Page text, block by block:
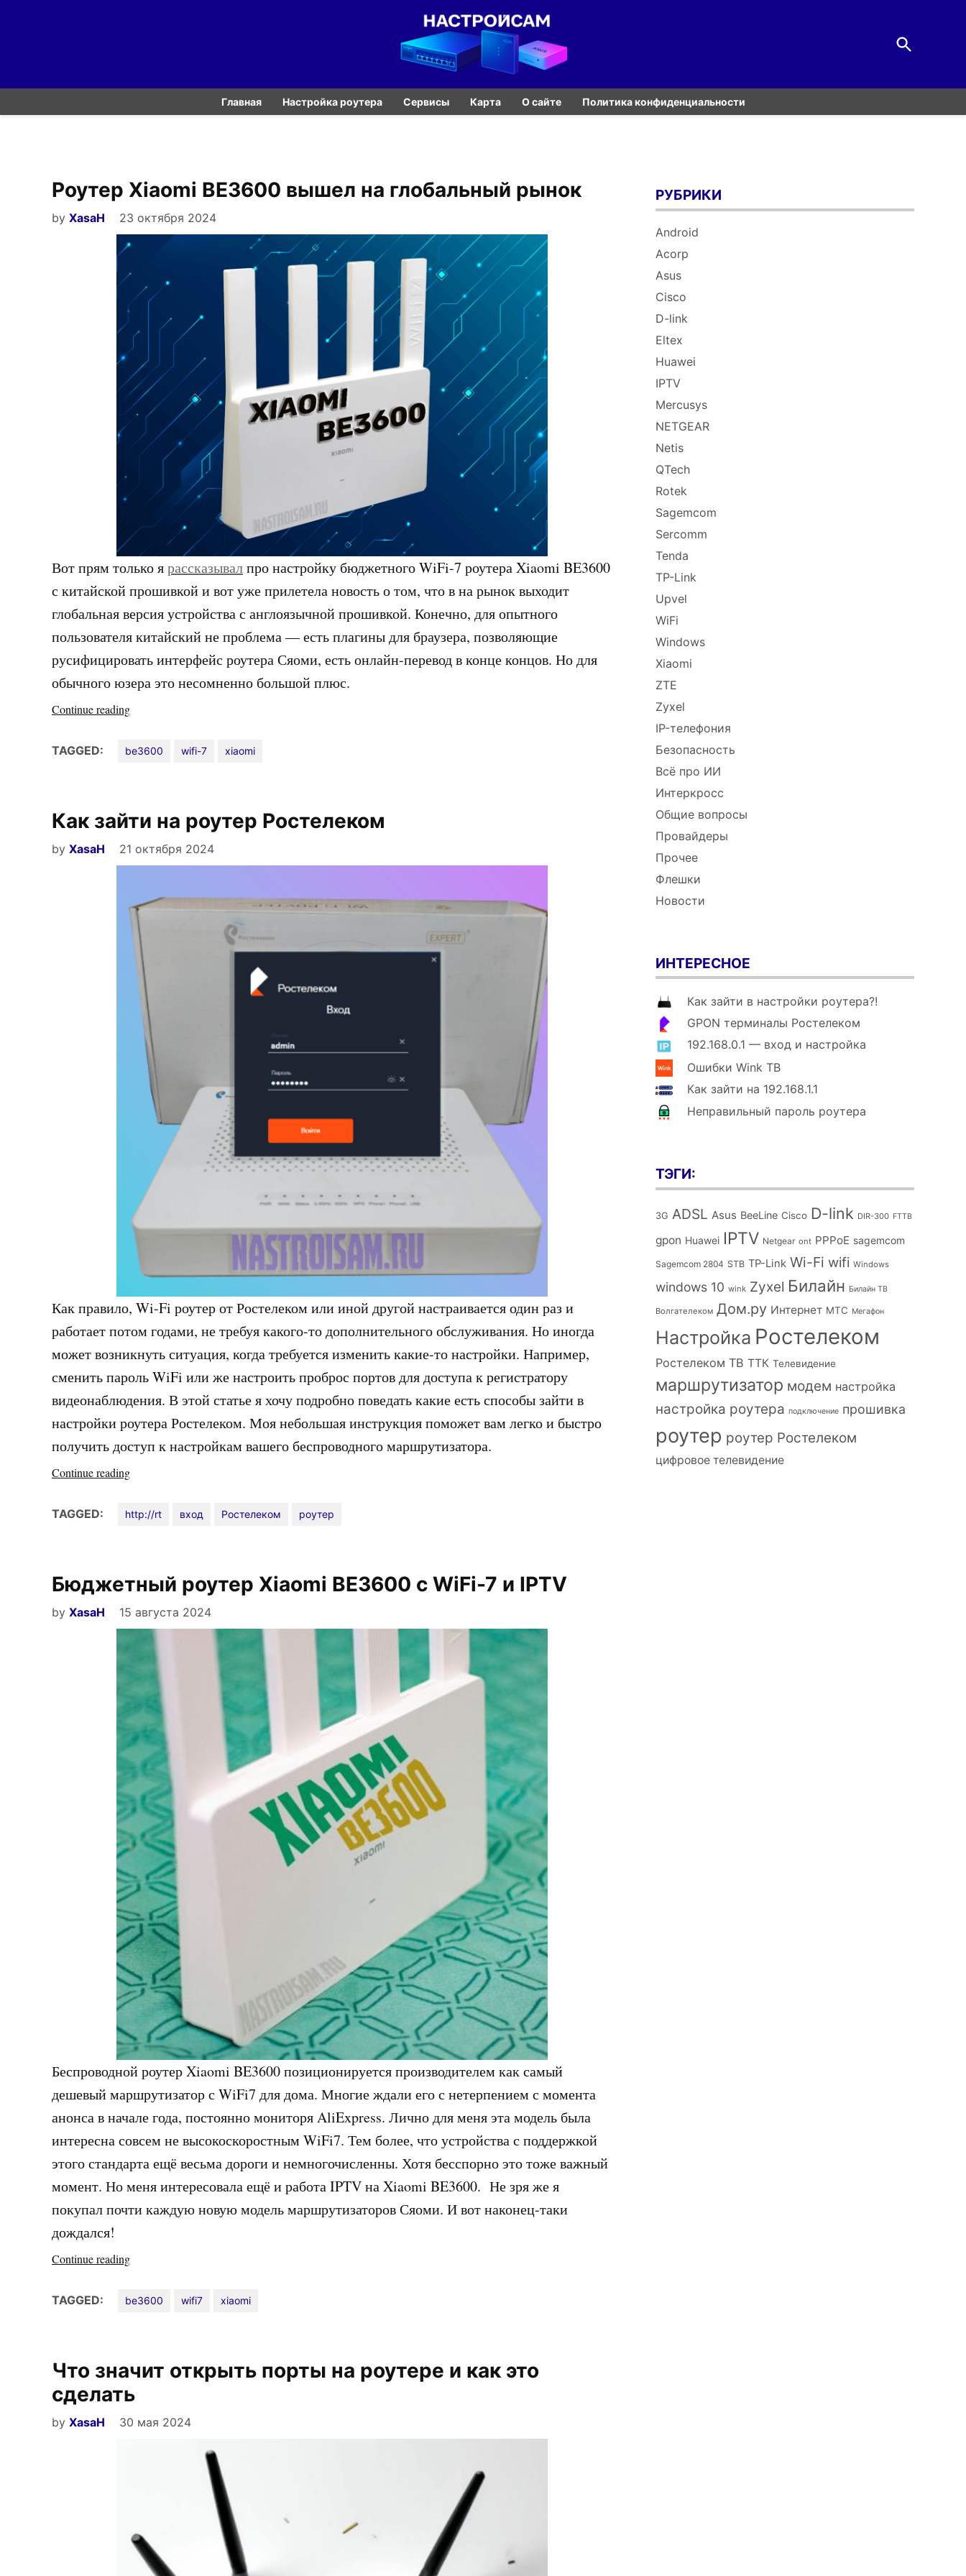
Open
Search
Главная Настройка роутера Сервисы Карта О сайте Политика конфиденциальности
Роутер Xiaomi BE3600 вышел на глобальный рынок
by XasaH 23 октября 2024
Вот прям только ярассказывалпро настройку бюджетного WiFi-7 роутера Xiaomi BE3600
с китайской прошивкой и вот уже прилетела новость о том, что в на рынок выходит
глобальная версия устройства с англоязычной прошивкой. Конечно, для опытного
пользователя китайский не проблема — есть плагины для браузера, позволяющие
русифицировать интерфейс роутера Сяоми, есть онлайн-перевод в конце концов. Но для
обычного юзера это несомненно большой плюс.
Continue reading«Роутер
BE3600
рынок»
TAGGED: be3600 wifi-7 xiaomi
Как зайти на роутер Ростелеком
by XasaH 21 октября 2024
Как правило, Wi-Fi роутер от Ростелеком или иной другой настраивается один раз и
работает потом годами, не требуя какого-то дополнительного обслуживания. Но иногда
может возникнуть ситуация, когда требуется изменить какие-то настройки. Например,
сменить пароль WiFi или же настроить проброс портов для доступа к регистратору
видеонаблюдения. В этой статье я хочу подробно поведать какие есть способы зайти в
настройки роутера Ростелеком. Моя небольшая инструкция поможет вам легко и быстро
получить доступ к настройкам вашего беспроводного маршрутизатора.
Continue reading«Как
на
TAGGED: http://rt вход Ростелеком роутер
Бюджетный роутер Xiaomi BE3600 с WiFi-7 и IPTV
by XasaH 15 августа 2024
Беспроводной роутер Xiaomi BE3600 позиционируется производителем как самый
дешевый маршрутизатор с WiFi7 для дома. Многие ждали его с нетерпением с момента
анонса в начале года, постоянно мониторя AliExpress. Лично для меня эта модель была
интересна совсем не высокоскоростным WiFi7. Тем более, что устройства с поддержкой
этого стандарта ещё весьма дороги и немногочисленны. Хотя бесспорно это тоже важный
момент. Но меня интересовала ещё и работа IPTV на Xiaomi BE3600. Не зря же я
покупал почти каждую новую модель маршрутизаторов Сяоми. И вот наконец-таки
дождался!
Continue reading«Бюджетный
Xiaomi
7
IPTV»
TAGGED: be3600 wifi7 xiaomi
Что значит открыть порты на роутере и как это
сделать
by XasaH 30 мая 2024
РУБРИКИ
Android
Acorp
Asus
Cisco
D-link
Eltex
Huawei
IPTV
Mercusys
NETGEAR
Netis
QTech
Rotek
Sagemcom
Sercomm
Tenda
TP-Link
Upvel
WiFi
Windows
Xiaomi
ZTE
Zyxel
IP-телефония
Безопасность
Всё про ИИ
Интеркросс
Общие вопросы
Провайдеры
Прочее
Флешки
Новости
ИНТЕРЕСНОЕ
Как зайти в настройки роутера?!
GPON терминалы Ростелеком
192.168.0.1 — вход и настройка
Ошибки Wink ТВ
Как зайти на 192.168.1.1
Неправильный пароль роутера
ТЭГИ:
3G ADSL Asus BeeLine Cisco D-link DIR-300 FTTB
gpon Huawei IPTV Netgear ont PPPoE sagemcom
Sagemcom 2804 STB TP-Link Wi-Fi wifi Windows
windows 10 wink Zyxel Билайн Билайн ТВ
Волгателеком Дом.ру Интернет МТС Мегафон
Настройка Ростелеком
Ростелеком ТВ ТТК Телевидение
маршрутизатор модем настройка
настройка роутера подключение прошивка
роутер роутер Ростелеком
цифровое телевидение